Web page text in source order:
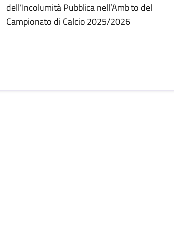
dell’Incolumità Pubblica nell’Ambito del
Campionato di Calcio 2025/2026